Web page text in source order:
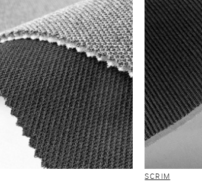
SCRIM